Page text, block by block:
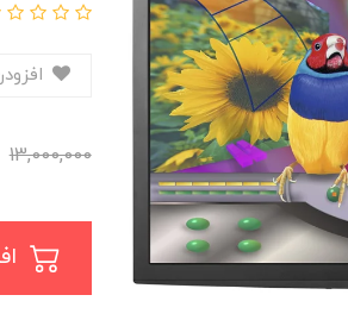
13,000,000